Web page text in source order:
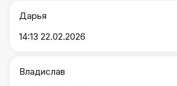
Дарья
14:13 22.02.2026
Владислав